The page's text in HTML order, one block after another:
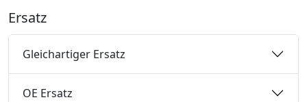
Ersatz
Gleichartiger Ersatz
OE Ersatz